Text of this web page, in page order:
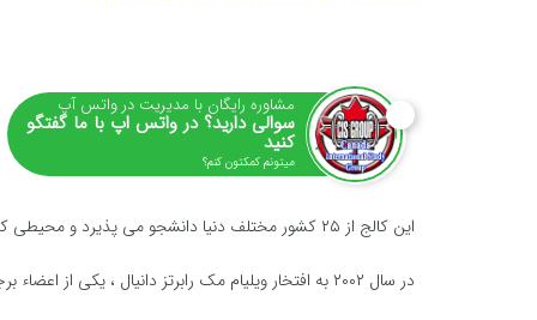
مشاوره رایگان با مدیریت در واتس آپ
سوالی دارید؟ در واتس اپ با ما گفتگو
کنید
میتونم کمکتون کنم؟
این کالج از ۲۵ کشور مختلف دنیا دانشجو می پذیرد و محیطی کاملا بین المللی دارد.
در سال ۲۰۰۲ به افتخار ویلیام مک رابرتز دانیال ، یکی از اعضاء برجسته جامعه کالج نام این کالج به کالج مک دانیل” تغییر یافت.